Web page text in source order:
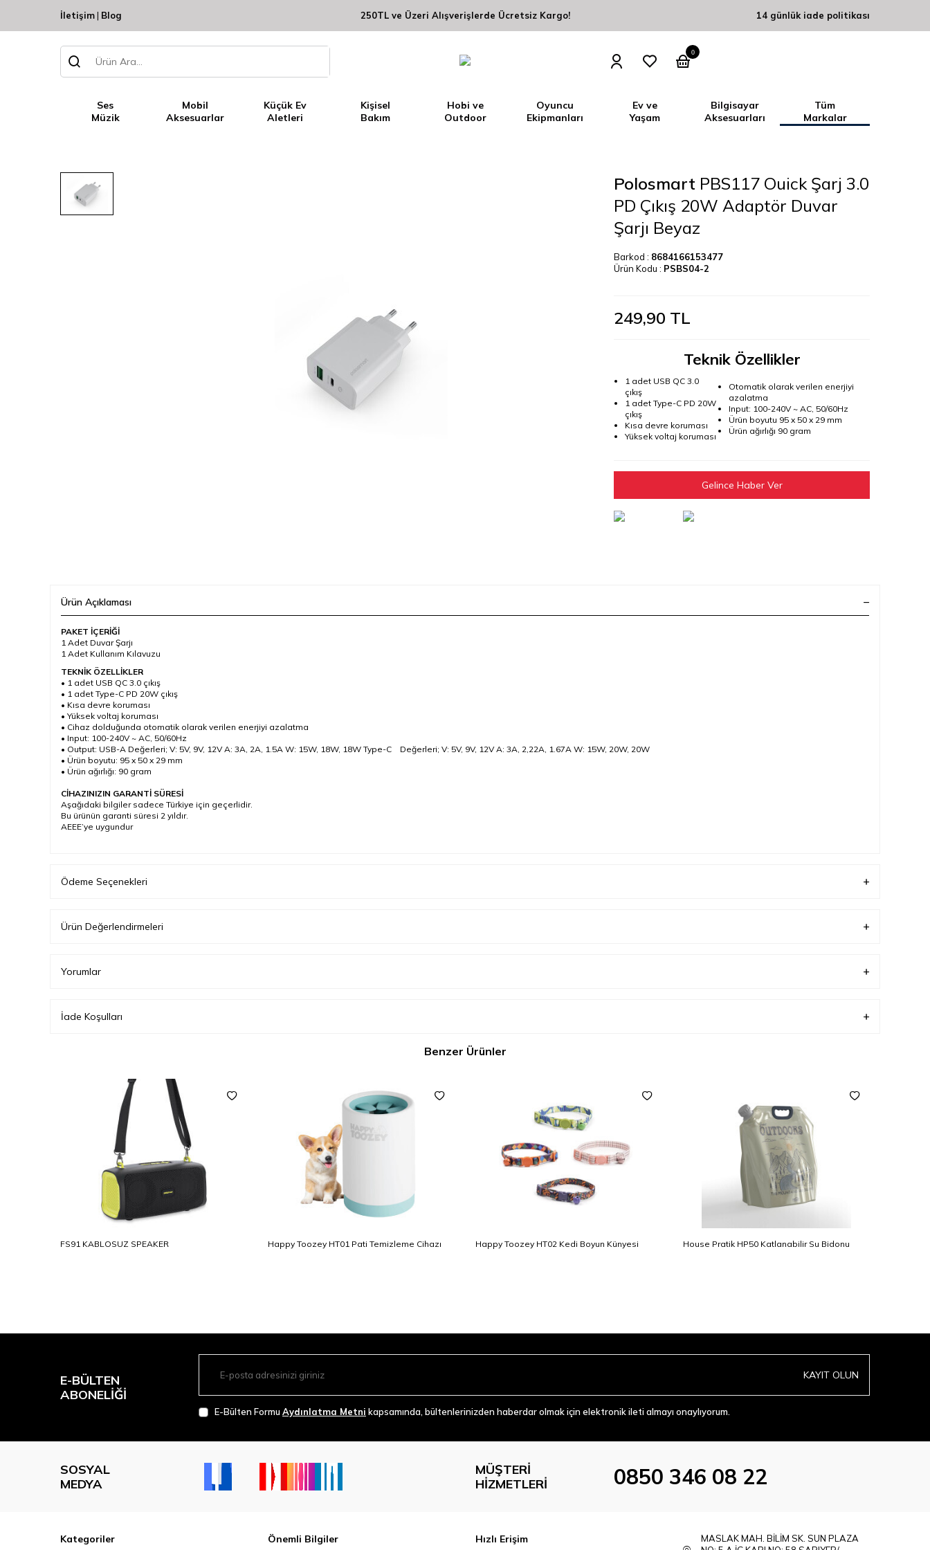
İletişim| Blog 250TL ve Üzeri Alışverişlerde Ücretsiz Kargo! 14 günlük iade politikası
0
Ses
Müzik
Mobil
Aksesuarlar
Küçük Ev
Aletleri
Kişisel
Bakım
Hobi ve
Outdoor
Oyuncu
Ekipmanları
Ev ve
Yaşam
Bilgisayar
Aksesuarları
Tüm
Markalar
Polosmart PBS117 Ouick Şarj 3.0
PD Çıkış 20W Adaptör Duvar
Şarjı Beyaz
Barkod : 8684166153477
Ürün Kodu : PSBS04-2
249,90 TL
Teknik Özellikler
1 adet USB QC 3.0
çıkış
1 adet Type-C PD 20W
çıkış
Kısa devre koruması
Yüksek voltaj koruması
Otomatik olarak verilen enerjiyi
azalatma
Input: 100-240V ~ AC, 50/60Hz
Ürün boyutu 95 x 50 x 29 mm
Ürün ağırlığı 90 gram
Gelince Haber Ver
Ürün Açıklaması
PAKET İÇERİĞİ
1 Adet Duvar Şarjı
1 Adet Kullanım Kılavuzu
TEKNİK ÖZELLİKLER
• 1 adet USB QC 3.0 çıkış
• 1 adet Type-C PD 20W çıkış
• Kısa devre koruması
• Yüksek voltaj koruması
• Cihaz dolduğunda otomatik olarak verilen enerjiyi azalatma
• Input: 100-240V ~ AC, 50/60Hz
• Output: USB-A Değerleri; V: 5V, 9V, 12V A: 3A, 2A, 1.5A W: 15W, 18W, 18W Type-C Değerleri; V: 5V, 9V, 12V A: 3A, 2,22A, 1.67A W: 15W, 20W, 20W
• Ürün boyutu: 95 x 50 x 29 mm
• Ürün ağırlığı: 90 gram
CİHAZINIZIN GARANTİ SÜRESİ
Aşağıdaki bilgiler sadece Türkiye için geçerlidir.
Bu ürünün garanti süresi 2 yıldır.
AEEE’ye uygundur
Ödeme Seçenekleri
Ürün Değerlendirmeleri
Yorumlar
İade Koşulları
Benzer Ürünler
FS91 KABLOSUZ SPEAKER Happy Toozey HT01 Pati Temizleme Cihazı Happy Toozey HT02 Kedi Boyun Künyesi House Pratik HP50 Katlanabilir Su Bidonu
E-BÜLTEN
ABONELIĞI
KAYIT OLUN
E-Bülten Formu Aydınlatma Metni kapsamında, bültenlerinizden haberdar olmak için elektronik ileti almayı onaylıyorum.
SOSYAL
MEDYA
MÜŞTERI
HIZMETLERI
0850 346 08 22
Kategoriler Önemli Bilgiler Hızlı Erişim
MASLAK MAH. BİLİM SK. SUN PLAZA